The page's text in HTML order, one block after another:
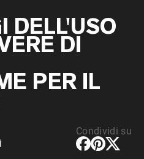
Seller
di piselli
DELL'USO
DI
PER IL
Condividi su